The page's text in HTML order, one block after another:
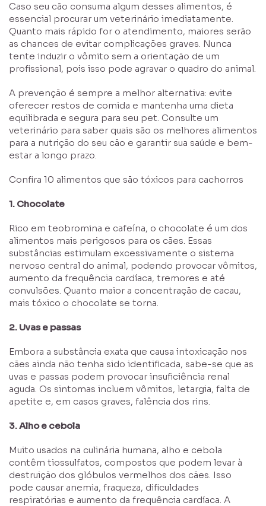
Caso seu cão consuma algum desses alimentos, é
essencial procurar um veterinário imediatamente.
Quanto mais rápido for o atendimento, maiores serão
as chances de evitar complicações graves. Nunca
tente induzir o vômito sem a orientação de um
profissional, pois isso pode agravar o quadro do animal.
A prevenção é sempre a melhor alternativa: evite
oferecer restos de comida e mantenha uma dieta
equilibrada e segura para seu pet. Consulte um
veterinário para saber quais são os melhores alimentos
para a nutrição do seu cão e garantir sua saúde e bem-
estar a longo prazo.
Confira 10 alimentos que são tóxicos para cachorros
1. Chocolate
Rico em teobromina e cafeína, o chocolate é um dos
alimentos mais perigosos para os cães. Essas
substâncias estimulam excessivamente o sistema
nervoso central do animal, podendo provocar vômitos,
aumento da frequência cardíaca, tremores e até
convulsões. Quanto maior a concentração de cacau,
mais tóxico o chocolate se torna.
2. Uvas e passas
Embora a substância exata que causa intoxicação nos
cães ainda não tenha sido identificada, sabe-se que as
uvas e passas podem provocar insuficiência renal
aguda. Os sintomas incluem vômitos, letargia, falta de
apetite e, em casos graves, falência dos rins.
3. Alho e cebola
Muito usados na culinária humana, alho e cebola
contêm tiossulfatos, compostos que podem levar à
destruição dos glóbulos vermelhos dos cães. Isso
pode causar anemia, fraqueza, dificuldades
respiratórias e aumento da frequência cardíaca. A